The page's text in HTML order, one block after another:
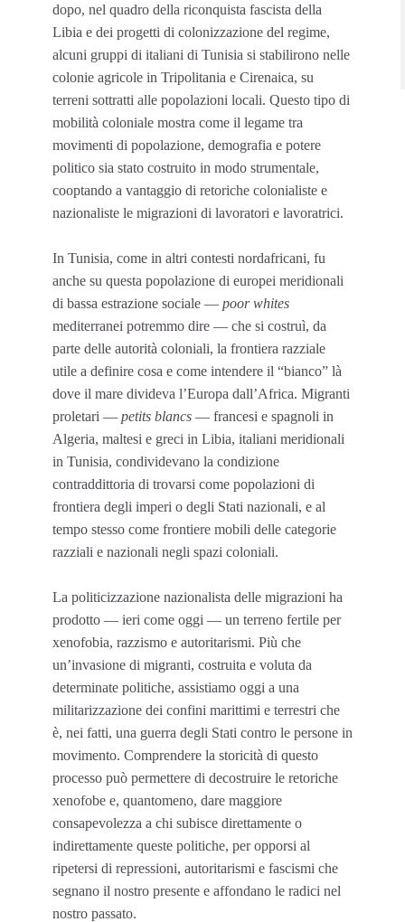
dopo, nel quadro della riconquista fascista della
Libia e dei progetti di colonizzazione del regime,
alcuni gruppi di italiani di Tunisia si stabilirono nelle
colonie agricole in Tripolitania e Cirenaica, su
terreni sottratti alle popolazioni locali. Questo tipo di
mobilità coloniale mostra come il legame tra
movimenti di popolazione, demografia e potere
politico sia stato costruito in modo strumentale,
cooptando a vantaggio di retoriche colonialiste e
nazionaliste le migrazioni di lavoratori e lavoratrici.
In Tunisia, come in altri contesti nordafricani, fu
anche su questa popolazione di europei meridionali
di bassa estrazione sociale — poor whites
mediterranei potremmo dire — che si costruì, da
parte delle autorità coloniali, la frontiera razziale
utile a definire cosa e come intendere il “bianco” là
dove il mare divideva l’Europa dall’Africa. Migranti
proletari — petits blancs — francesi e spagnoli in
Algeria, maltesi e greci in Libia, italiani meridionali
in Tunisia, condividevano la condizione
contraddittoria di trovarsi come popolazioni di
frontiera degli imperi o degli Stati nazionali, e al
tempo stesso come frontiere mobili delle categorie
razziali e nazionali negli spazi coloniali.
La politicizzazione nazionalista delle migrazioni ha
prodotto — ieri come oggi — un terreno fertile per
xenofobia, razzismo e autoritarismi. Più che
un’invasione di migranti, costruita e voluta da
determinate politiche, assistiamo oggi a una
militarizzazione dei confini marittimi e terrestri che
è, nei fatti, una guerra degli Stati contro le persone in
movimento. Comprendere la storicità di questo
processo può permettere di decostruire le retoriche
xenofobe e, quantomeno, dare maggiore
consapevolezza a chi subisce direttamente o
indirettamente queste politiche, per opporsi al
ripetersi di repressioni, autoritarismi e fascismi che
segnano il nostro presente e affondano le radici nel
nostro passato.